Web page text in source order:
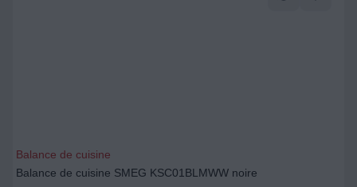
Balance de cuisine
Balance de cuisine SMEG KSC01BLMWW noire